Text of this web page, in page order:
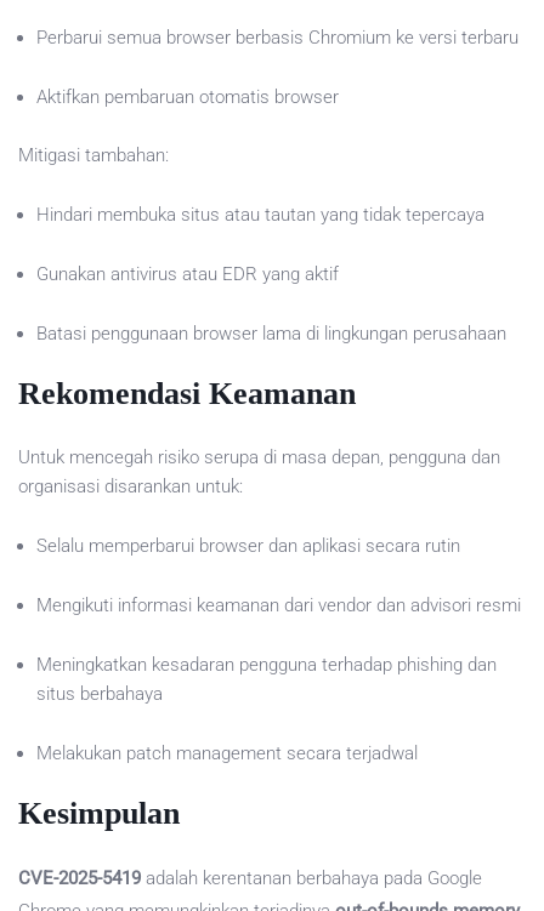
Perbarui semua browser berbasis Chromium ke versi terbaru
Aktifkan pembaruan otomatis browser
Mitigasi tambahan:
Hindari membuka situs atau tautan yang tidak tepercaya
Gunakan antivirus atau EDR yang aktif
Batasi penggunaan browser lama di lingkungan perusahaan
Rekomendasi Keamanan
Untuk mencegah risiko serupa di masa depan, pengguna dan
organisasi disarankan untuk:
Selalu memperbarui browser dan aplikasi secara rutin
Mengikuti informasi keamanan dari vendor dan advisori resmi
Meningkatkan kesadaran pengguna terhadap phishing dan
situs berbahaya
Melakukan patch management secara terjadwal
Kesimpulan
CVE-2025-5419 adalah kerentanan berbahaya pada Google